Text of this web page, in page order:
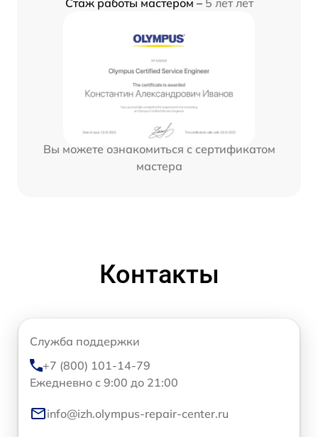
Стаж работы мастером – 5 лет лет
Вы можете ознакомиться с сертификатом
мастера
Контакты
Служба поддержки
+7 (800) 101-14-79
Ежедневно с 9:00 до 21:00
info@izh.olympus-repair-center.ru